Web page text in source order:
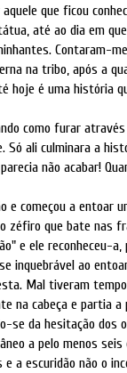
que ficou
até ao dia em
Contaram-
na tribo, após a
hoje é uma história
como furar
Só ali culminara a
não acabar!
começou a entoar
zéfiro que bate nas
e ele reconheceu-
inquebrável ao
Mal tiveram
na cabeça e partia a
se da hesitação
a pelo menos
a escuridão não o